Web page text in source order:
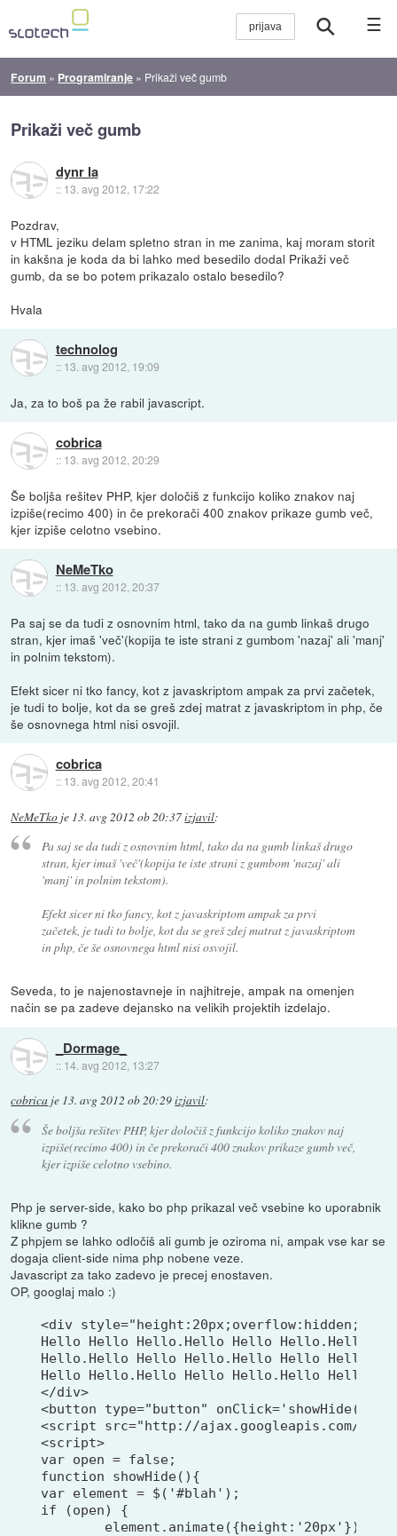
☰
Forum » Programiranje » Prikaži več gumb
Prikaži več gumb
dynr la
:: 13. avg 2012, 17:22
Pozdrav,
v HTML jeziku delam spletno stran in me zanima, kaj moram storit
in kakšna je koda da bi lahko med besedilo dodal Prikaži več
gumb, da se bo potem prikazalo ostalo besedilo?
Hvala
technolog
:: 13. avg 2012, 19:09
Ja, za to boš pa že rabil javascript.
cobrica
:: 13. avg 2012, 20:29
Še boljša rešitev PHP, kjer določiš z funkcijo koliko znakov naj
izpiše(recimo 400) in če prekorači 400 znakov prikaze gumb več,
kjer izpiše celotno vsebino.
NeMeTko
:: 13. avg 2012, 20:37
Pa saj se da tudi z osnovnim html, tako da na gumb linkaš drugo
stran, kjer imaš 'več'(kopija te iste strani z gumbom 'nazaj' ali 'manj'
in polnim tekstom).
Efekt sicer ni tko fancy, kot z javaskriptom ampak za prvi začetek,
je tudi to bolje, kot da se greš zdej matrat z javaskriptom in php, če
še osnovnega html nisi osvojil.
cobrica
:: 13. avg 2012, 20:41
NeMeTko je 13. avg 2012 ob 20:37izjavil:
Pa saj se da tudi z osnovnim html, tako da na gumb linkaš drugo
stran, kjer imaš 'več'(kopija te iste strani z gumbom 'nazaj' ali
'manj' in polnim tekstom).
Efekt sicer ni tko fancy, kot z javaskriptom ampak za prvi
začetek, je tudi to bolje, kot da se greš zdej matrat z javaskriptom
in php, če še osnovnega html nisi osvojil.
Seveda, to je najenostavneje in najhitreje, ampak na omenjen
način se pa zadeve dejansko na velikih projektih izdelajo.
_Dormage_
:: 14. avg 2012, 13:27
cobrica je 13. avg 2012 ob 20:29izjavil:
Še boljša rešitev PHP, kjer določiš z funkcijo koliko znakov naj
izpiše(recimo 400) in če prekorači 400 znakov prikaze gumb več,
kjer izpiše celotno vsebino.
Php je server-side, kako bo php prikazal več vsebine ko uporabnik
klikne gumb ?
Z phpjem se lahko odločiš ali gumb je oziroma ni, ampak vse kar se
dogaja client-side nima php nobene veze.
Javascript za tako zadevo je precej enostaven.
OP, googlaj malo :)
<div style="height:20px;overflow:hidden;
Hello Hello Hello.Hello Hello Hello.Hello
Hello.Hello Hello Hello.Hello Hello
Hello Hello.Hello Hello Hello.Hello Hello
</div>
<button type="button"
<script src="http://ajax.googleapis.com/
<script>
var open = false;
function showHide(){
var element = $('#blah');
if (open) {
        element.animate({height:'20px'});